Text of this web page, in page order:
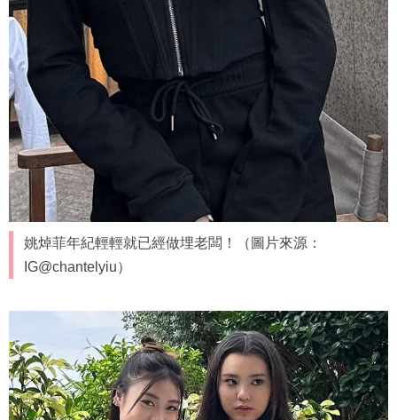
姚焯菲年紀輕輕就已經做埋老闆！（圖片來源：
IG@chantelyiu）